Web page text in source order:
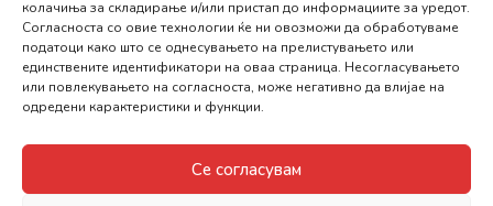
колачиња за складирање и/или пристап до информациите за уредот.
Согласноста со овие технологии ќе ни овозможи да обработуваме
податоци како што се однесувањето на прелистувањето или
единствените идентификатори на оваа страница. Несогласувањето
или повлекувањето на согласноста, може негативно да влијае на
одредени карактеристики и функции.
Се согласувам